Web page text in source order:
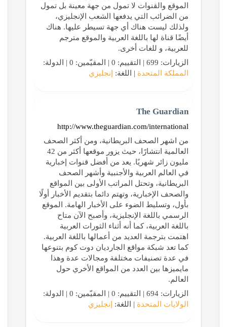
الموقع والقنوات لا تمول من جهة معينة بل تمول
من الضرائب التي يدفعها الشعب الإنجليزي،
ولذلك ليست هناك أي جهة تسيطر عليها. هناك
أيضًا قناة لها باللغة العربية والموقع مترجم
للعربية، و للغات أخرى.
الزيارات: 699 | التقييم: 0 | المقيّمين: 0 | الدولة:
المملكة المتحدة | اللغة: إنجليزي
The Guardian
http://www.theguardian.com/international
من اشهر الصحف البريطانية، ومن أكثر الصحف
العالمية انتشارًا، حيث يزور موقعها أكثر من 42
مليون زائر شهريًا. يعد من أفضل قنوات إخبارية
في العالم العربية والأجنبية وأشهر الصحف
البريطانية، وتحتل المراتب الأولى بين المواقع
والصحف الإخبارية، وتهتم دائما بتقديم الأخبار أولًا
بأول، وتسليط الضوء على الأخبار الهامة. الموقع
الرسمي باللغة الإنجليزية، وأصبح الآن متاح
باللغة العربية، كما أنه أثناء الثورات العربية
اهتمت بترجمة العديد من أعمالها باللغة العربية.
كما تعد شبكة مواقع الجارديان دوت كوم بتنوعها
في عدة تصنيفات مختلفة ومجالات عدة وهذا
مايميزها بين العدد من المواقع الأخري حول
العالم.
الزيارات: 694 | التقييم: 0 | المقيّمين: 0 | الدولة:
الولايات المتحدة | اللغة: إنجليزي